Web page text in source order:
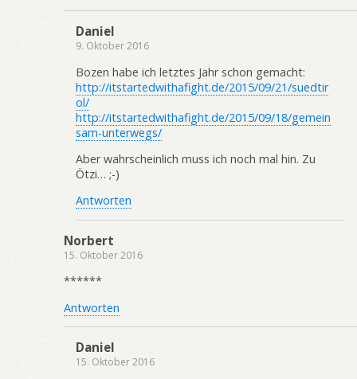
Daniel
9. Oktober 2016
Bozen habe ich letztes Jahr schon gemacht:
http://itstartedwithafight.de/2015/09/21/suedtir
ol/
http://itstartedwithafight.de/2015/09/18/gemein
sam-unterwegs/
Aber wahrscheinlich muss ich noch mal hin. Zu
Ötzi… ;-)
Antworten
Norbert
15. Oktober 2016
******
Antworten
Daniel
15. Oktober 2016